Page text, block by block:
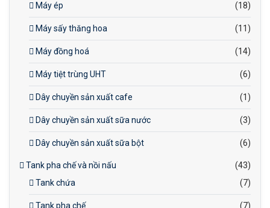
Máy ép (18)
Máy sấy thăng hoa (11)
Máy đồng hoá (14)
Máy tiệt trùng UHT (6)
Dây chuyền sản xuất cafe (1)
Dây chuyền sản xuất sữa nước (3)
Dây chuyền sản xuất sữa bột (6)
Tank pha chế và nồi nấu
(43)
Tank chứa
(7)
Tank pha chế (7)